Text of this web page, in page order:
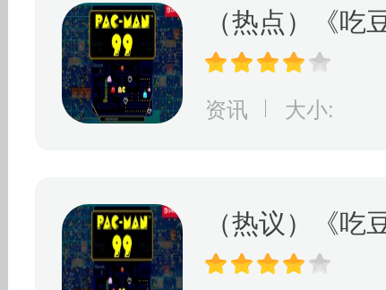
（热点）《吃
线游戏服务将
关闭 离线模式
资讯 大小:
（热议）《吃
线游戏服务将